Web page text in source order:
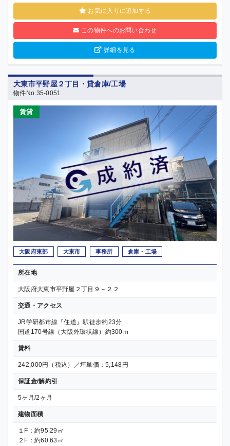
お気に入りに追加する
この物件へのお問い合わせ
詳細を見る
大東市平野屋２丁目・貸倉庫/工場
物件No.35-0051
賃貸
大阪府東部 大東市 事務所 倉庫・工場
所在地
大阪府大東市平野屋２丁目９－２２
交通・アクセス
JR学研都市線『住道』駅徒歩約23分
国道170号線（大阪外環状線）約300ｍ
賃料
242,000円（税込）／坪単価：5,148円
保証金/解約引
5ヶ月/2ヶ月
建物面積
１F：約95.29㎡
２F：約60.63㎡